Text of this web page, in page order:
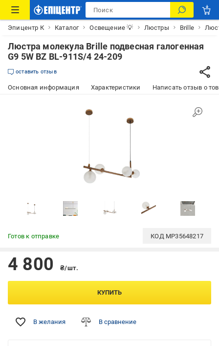
Эпицентр К Каталог Освещение 💡 Люстры Brille
Люстра молекула Brille подвесная галогенная
G9 5W BZ BL-911S/4 24-209
оставить отзыв
Основная информация Характеристики Написать отзыв о
Готов к отправке КОД MP35648217
4 800 ₴/шт.
КУПИТЬ
В желания В сравнение